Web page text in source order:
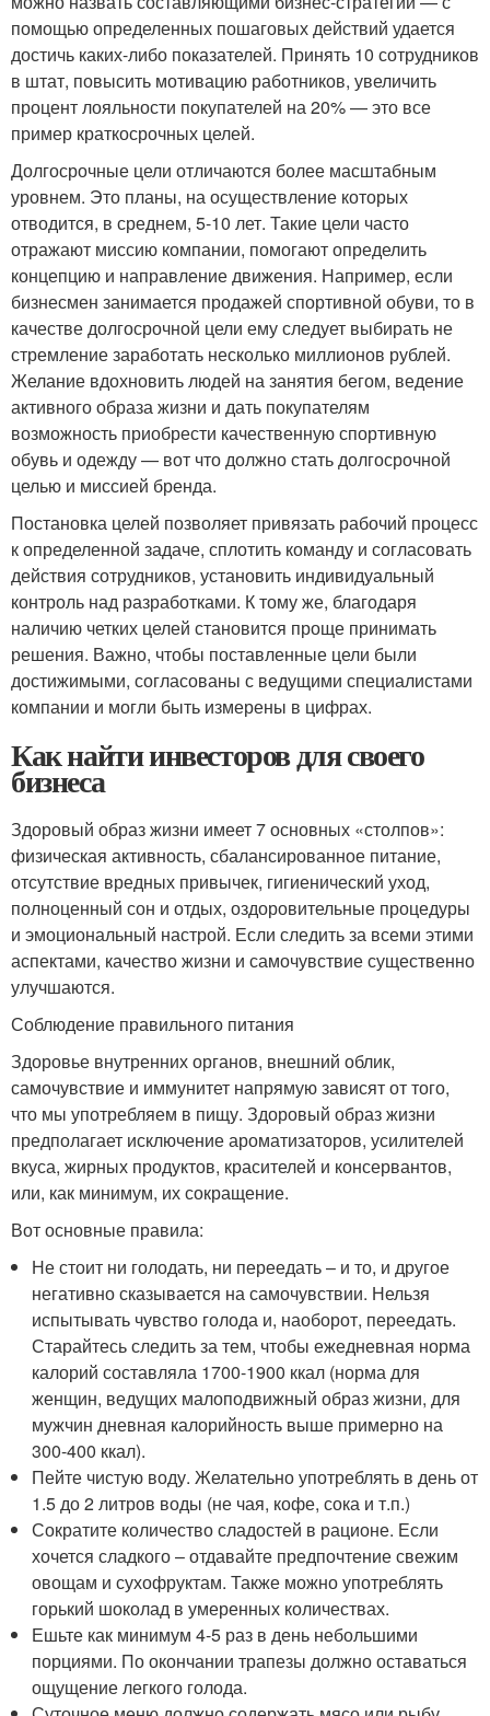
помощью определенных пошаговых действий удается
достичь каких-либо показателей. Принять 10 сотрудников
в штат, повысить мотивацию работников, увеличить
процент лояльности покупателей на 20% — это все
пример краткосрочных целей.
Долгосрочные цели отличаются более масштабным
уровнем. Это планы, на осуществление которых
отводится, в среднем, 5-10 лет. Такие цели часто
отражают миссию компании, помогают определить
концепцию и направление движения. Например, если
бизнесмен занимается продажей спортивной обуви, то в
качестве долгосрочной цели ему следует выбирать не
стремление заработать несколько миллионов рублей.
Желание вдохновить людей на занятия бегом, ведение
активного образа жизни и дать покупателям
возможность приобрести качественную спортивную
обувь и одежду — вот что должно стать долгосрочной
целью и миссией бренда.
Постановка целей позволяет привязать рабочий процесс
к определенной задаче, сплотить команду и согласовать
действия сотрудников, установить индивидуальный
контроль над разработками. К тому же, благодаря
наличию четких целей становится проще принимать
решения. Важно, чтобы поставленные цели были
достижимыми, согласованы с ведущими специалистами
компании и могли быть измерены в цифрах.
Как найти инвесторов для своего
бизнеса
Здоровый образ жизни имеет 7 основных «столпов»:
физическая активность, сбалансированное питание,
отсутствие вредных привычек, гигиенический уход,
полноценный сон и отдых, оздоровительные процедуры
и эмоциональный настрой. Если следить за всеми этими
аспектами, качество жизни и самочувствие существенно
улучшаются.
Соблюдение правильного питания
Здоровье внутренних органов, внешний облик,
самочувствие и иммунитет напрямую зависят от того,
что мы употребляем в пищу. Здоровый образ жизни
предполагает исключение ароматизаторов, усилителей
вкуса, жирных продуктов, красителей и консервантов,
или, как минимум, их сокращение.
Вот основные правила:
Не стоит ни голодать, ни переедать – и то, и другое
негативно сказывается на самочувствии. Нельзя
испытывать чувство голода и, наоборот, переедать.
Старайтесь следить за тем, чтобы ежедневная норма
калорий составляла 1700-1900 ккал (норма для
женщин, ведущих малоподвижный образ жизни, для
мужчин дневная калорийность выше примерно на
300-400 ккал).
Пейте чистую воду. Желательно употреблять в день от
1.5 до 2 литров воды (не чая, кофе, сока и т.п.)
Сократите количество сладостей в рационе. Если
хочется сладкого – отдавайте предпочтение свежим
овощам и сухофруктам. Также можно употреблять
горький шоколад в умеренных количествах.
Ешьте как минимум 4-5 раз в день небольшими
порциями. По окончании трапезы должно оставаться
ощущение легкого голода.